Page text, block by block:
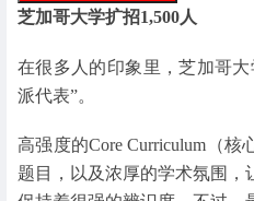
芝加哥大学扩招1,500人
在很多人的印象里，芝加哥
派代表”。
高强度的Core Curriculum（
题目，以及浓厚的学术氛围，